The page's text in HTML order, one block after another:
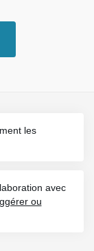
les
avec
ou